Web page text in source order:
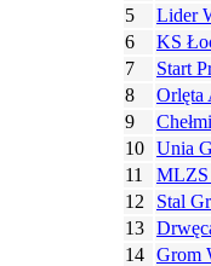
5
Lider
6
KS
7
Start
8
Orlęta
9
10 Unia
11
MLZS
12
Stal
13
14 Grom